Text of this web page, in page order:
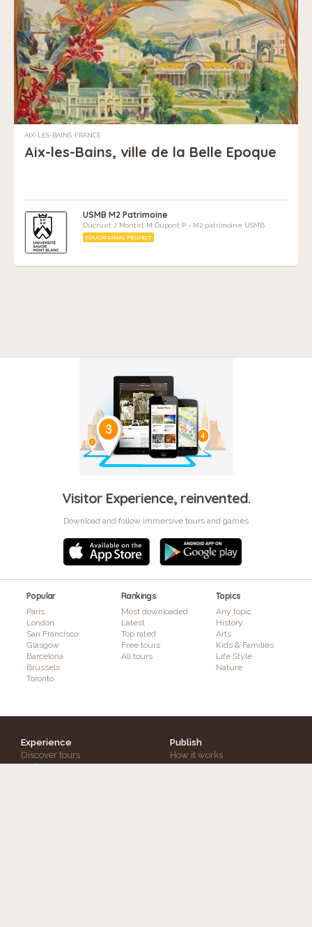
AIX-LES-BAINS, FRANCE
Aix-les-Bains, ville de la Belle Epoque
USMB M2 Patrimoine
Ducruet J Montet M Dupont P - M2 patrimoine USMB
EDUCATIONAL PROJECT
Visitor Experience, reinvented.
Download and follow immersive tours and games
Popular
Paris
London
San Francisco
Glasgow
Barcelona
Brussels
Toronto
Rankings
Most downloaded
Latest
Top rated
Free tours
All tours
Topics
Any topic
History
Arts
Kids & Families
Life Style
Nature
Experience
Discover tours
Authors
Publish
How it works
Features